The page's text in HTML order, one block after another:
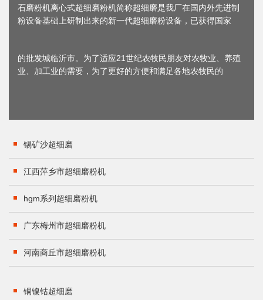
石磨粉机离心式超细磨粉机简称超细磨是我厂在国内外先进制
粉设备基础上研制出来的新一代超细磨粉设备，已获得国家
的批发城临沂市。为了适应21世纪农牧民朋友对农牧业、养殖
业、加工业的需要，为了更好的方便和满足各地农牧民的
锡矿沙超细磨
江西萍乡市超细磨粉机
hgm系列超细磨粉机
广东梅州市超细磨粉机
河南商丘市超细磨粉机
铜镍钴超细磨